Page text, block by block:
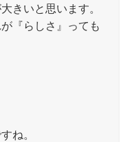
きいと思います。
『らしさ』っても
ね。